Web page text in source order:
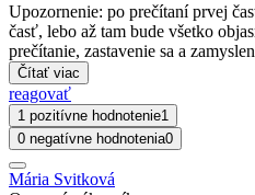
Upozornenie: po prečítaní prvej
časť, lebo až tam bude všetko
prečítanie, zastavenie sa a
Čítať viac
reagovať
1 pozitívne hodnotenie1
0 negatívne hodnotenia0
Mária Svitková